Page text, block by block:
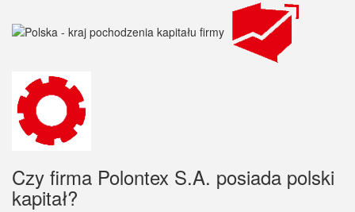
Czy firma Polontex S.A. posiada polski
kapitał?